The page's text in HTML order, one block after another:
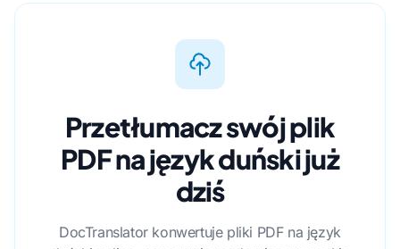
Przetłumacz swój plik
PDF na język duński już
dziś
DocTranslator konwertuje pliki PDF na język